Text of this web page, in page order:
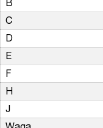
B
C
D
E
F
H
J